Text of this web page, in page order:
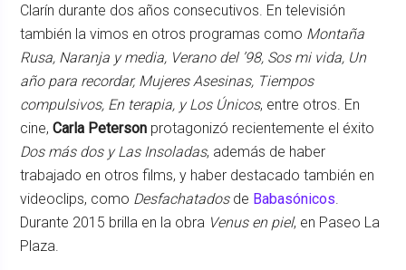
Clarín durante dos años consecutivos. En televisión
también la vimos en otros programas como Montaña
Rusa, Naranja y media, Verano del ’98, Sos mi vida, Un
año para recordar, Mujeres Asesinas, Tiempos
compulsivos, En terapia, y Los Únicos, entre otros. En
cine,Carla Peterson protagonizó recientemente el éxito
Dos más dos y Las Insoladas, además de haber
trabajado en otros films, y haber destacado también en
videoclips, como Desfachatadosde Babasónicos
Durante 2015 brilla en la obra Venus en piel, en Paseo La
Plaza.